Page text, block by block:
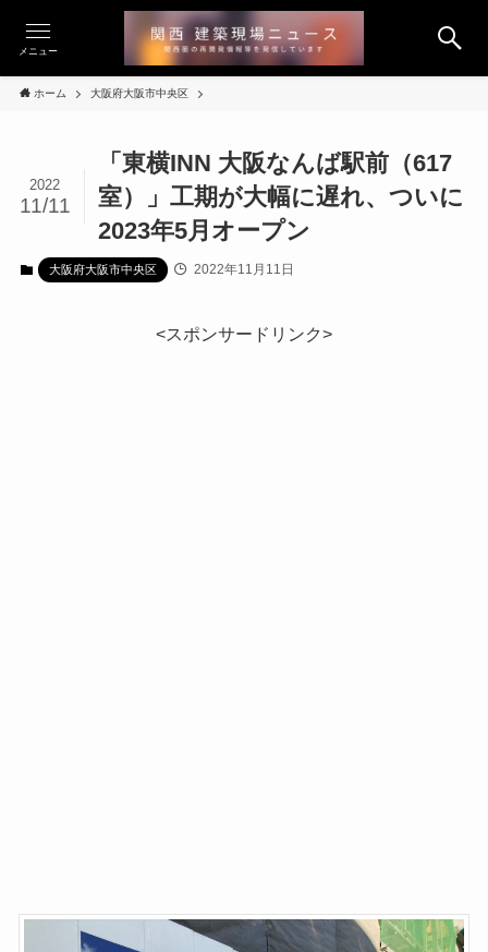
メニュー
ホーム 大阪府大阪市中央区
「東横INN 大阪なんば駅前（617
室）」工期が大幅に遅れ、ついに
2023年5月オープン
2022
11/11
大阪府大阪市中央区 2022年11月11日
<スポンサードリンク>